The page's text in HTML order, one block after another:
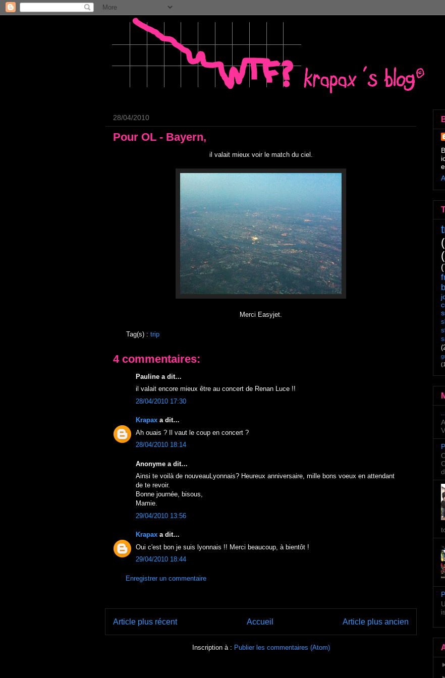
28/04/2010
Pour OL - Bayern,
il valait mieux voir le match du ciel.
Merci Easyjet.
Tag(s) : trip
4 commentaires:
Pauline a dit…
il valait encore mieux être au concert de Renan Luce !!
28/04/2010 17:30
Krapax a dit…
Ah ouais ? Il vaut le coup en concert ?
28/04/2010 18:14
Anonyme a dit…
Ainsi te voilà de nouveauLyonnais? Heureux anniversaire, mille bons voeux en attendant
de te revoir.
Bonne journée, bisous,
Mamie.
29/04/2010 13:56
Krapax a dit…
Oui c'est bon je suis lyonnais !! Merci beaucoup, à bientôt !
29/04/2010 18:44
Enregistrer un commentaire
Article plus récent Article plus ancien
Accueil
Inscription à : Publier les commentaires (Atom)